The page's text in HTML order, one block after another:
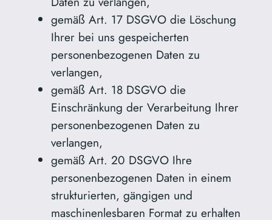
gemäß Art. 17 DSGVO die Löschung
Ihrer bei uns gespeicherten
personenbezogenen Daten zu
verlangen,
gemäß Art. 18 DSGVO die
Einschränkung der Verarbeitung Ihrer
personenbezogenen Daten zu
verlangen,
gemäß Art. 20 DSGVO Ihre
personenbezogenen Daten in einem
strukturierten, gängigen und
maschinenlesbaren Format zu erhalten